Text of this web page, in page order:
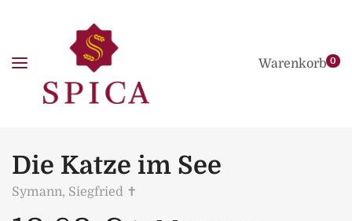
Warenkorb0
Die Katze im See
Symann, Siegfried ✝